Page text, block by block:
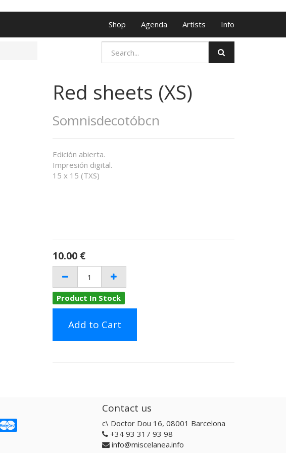
Shop Agenda Artists Info
Red sheets (XS)
Somnisdecotóbcn
Edición abierta.
Impresión digital.
15 x 15 (TXS)
10.00 €
Product In Stock
Add to Cart
Contact us
c\ Doctor Dou 16, 08001 Barcelona
+34 93 317 93 98
info@miscelanea.info